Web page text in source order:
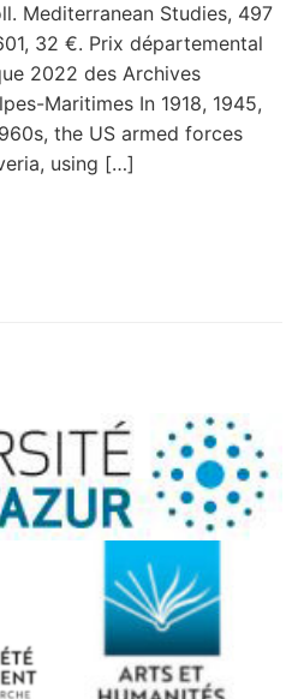
Mediterranean Studies, 497
32 €. Prix départemental
2022 des Archives
Maritimes In 1918, 1945,
the US armed forces
using […]